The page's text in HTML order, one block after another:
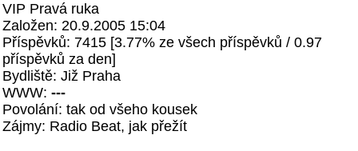
VIP Pravá ruka
Založen: 20.9.2005 15:04
Příspěvků: 7415 [3.77% ze všech příspěvků / 0.97
příspěvků za den]
Bydliště: Již Praha
WWW: ---
Povolání: tak od všeho kousek
Zájmy: Radio Beat, jak přežít